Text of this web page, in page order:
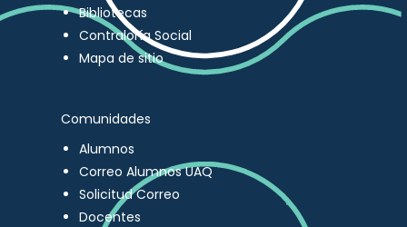
Bibliotecas
Contraloría Social
Mapa de sitio
Comunidades
Alumnos
Correo Alumnos UAQ
Solicitud Correo
Docentes